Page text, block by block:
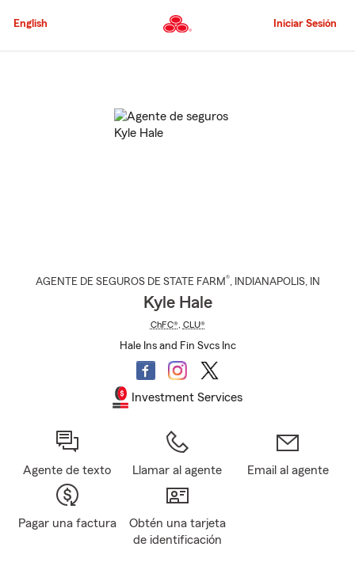
al
principal
English Iniciar Sesión
AGENTE DE SEGUROS DE STATE FARM®, INDIANAPOLIS, IN
Kyle Hale
ChFC®, CLU®
Hale Ins and Fin Svcs Inc
Investment Services
Agente de texto Llamar al agente Email al agente
Pagar una factura
Obtén una tarjeta
de identificación